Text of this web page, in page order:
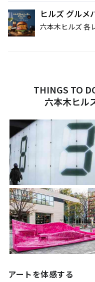
ヒルズ グルメ
六本木ヒルズ 各
THINGS TO
六本木ヒル
アートを体感する